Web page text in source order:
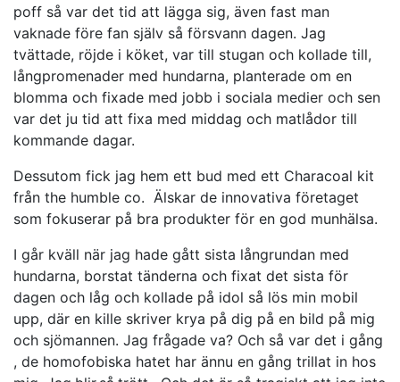
poff så var det tid att lägga sig, även fast man
vaknade före fan själv så försvann dagen. Jag
tvättade, röjde i köket, var till stugan och kollade till,
långpromenader med hundarna, planterade om en
blomma och fixade med jobb i sociala medier och sen
var det ju tid att fixa med middag och matlådor till
kommande dagar.
Dessutom fick jag hem ett bud med ett Characoal kit
från the humble co. Älskar de innovativa företaget
som fokuserar på bra produkter för en god munhälsa.
I går kväll när jag hade gått sista långrundan med
hundarna, borstat tänderna och fixat det sista för
dagen och låg och kollade på idol så lös min mobil
upp, där en kille skriver krya på dig på en bild på mig
och sjömannen. Jag frågade va? Och så var det i gång
, de homofobiska hatet har ännu en gång trillat in hos